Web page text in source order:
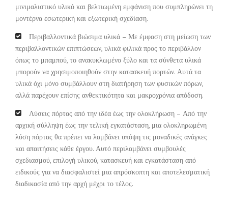
μινιμαλιστικό υλικό και βελτιωμένη εμφάνιση που συμπληρώνει τη
μοντέρνα εσωτερική και εξωτερική σχεδίαση.
Περιβαλλοντικά βιώσιμα υλικά – Με έμφαση στη μείωση των
περιβαλλοντικών επιπτώσεων, υλικά φιλικά προς το περιβάλλον
όπως το μπαμπού, το ανακυκλωμένο ξύλο και τα σύνθετα υλικά
μπορούν να χρησιμοποιηθούν στην κατασκευή πορτών. Αυτά τα
υλικά όχι μόνο συμβάλλουν στη διατήρηση των φυσικών πόρων,
αλλά παρέχουν επίσης ανθεκτικότητα και μακροχρόνια απόδοση.
Λύσεις πόρτας από την ιδέα έως την ολοκλήρωση – Από την
αρχική σύλληψη έως την τελική εγκατάσταση, μια ολοκληρωμένη
λύση πόρτας θα πρέπει να λαμβάνει υπόψη τις μοναδικές ανάγκες
και απαιτήσεις κάθε έργου. Αυτό περιλαμβάνει συμβουλές
σχεδιασμού, επιλογή υλικού, κατασκευή και εγκατάσταση από
ειδικούς για να διασφαλιστεί μια απρόσκοπτη και αποτελεσματική
διαδικασία από την αρχή μέχρι το τέλος.